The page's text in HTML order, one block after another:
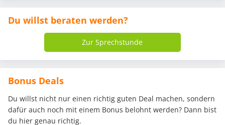
Du willst beraten werden?
Zur Sprechstunde
Bonus Deals
Du willst nicht nur einen richtig guten Deal machen, sondern
dafür auch noch mit einem Bonus belohnt werden? Dann bist
du hier genau richtig.